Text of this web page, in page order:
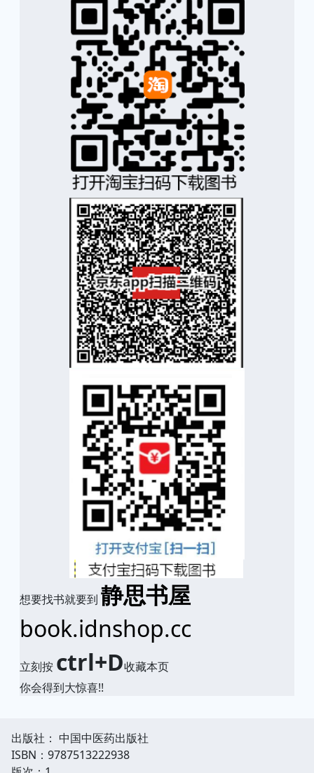
想要找书就要到 静思书屋
book.idnshop.cc
立刻按 ctrl+D收藏本页
你会得到大惊喜!!
出版社： 中国中医药出版社
ISBN：9787513222938